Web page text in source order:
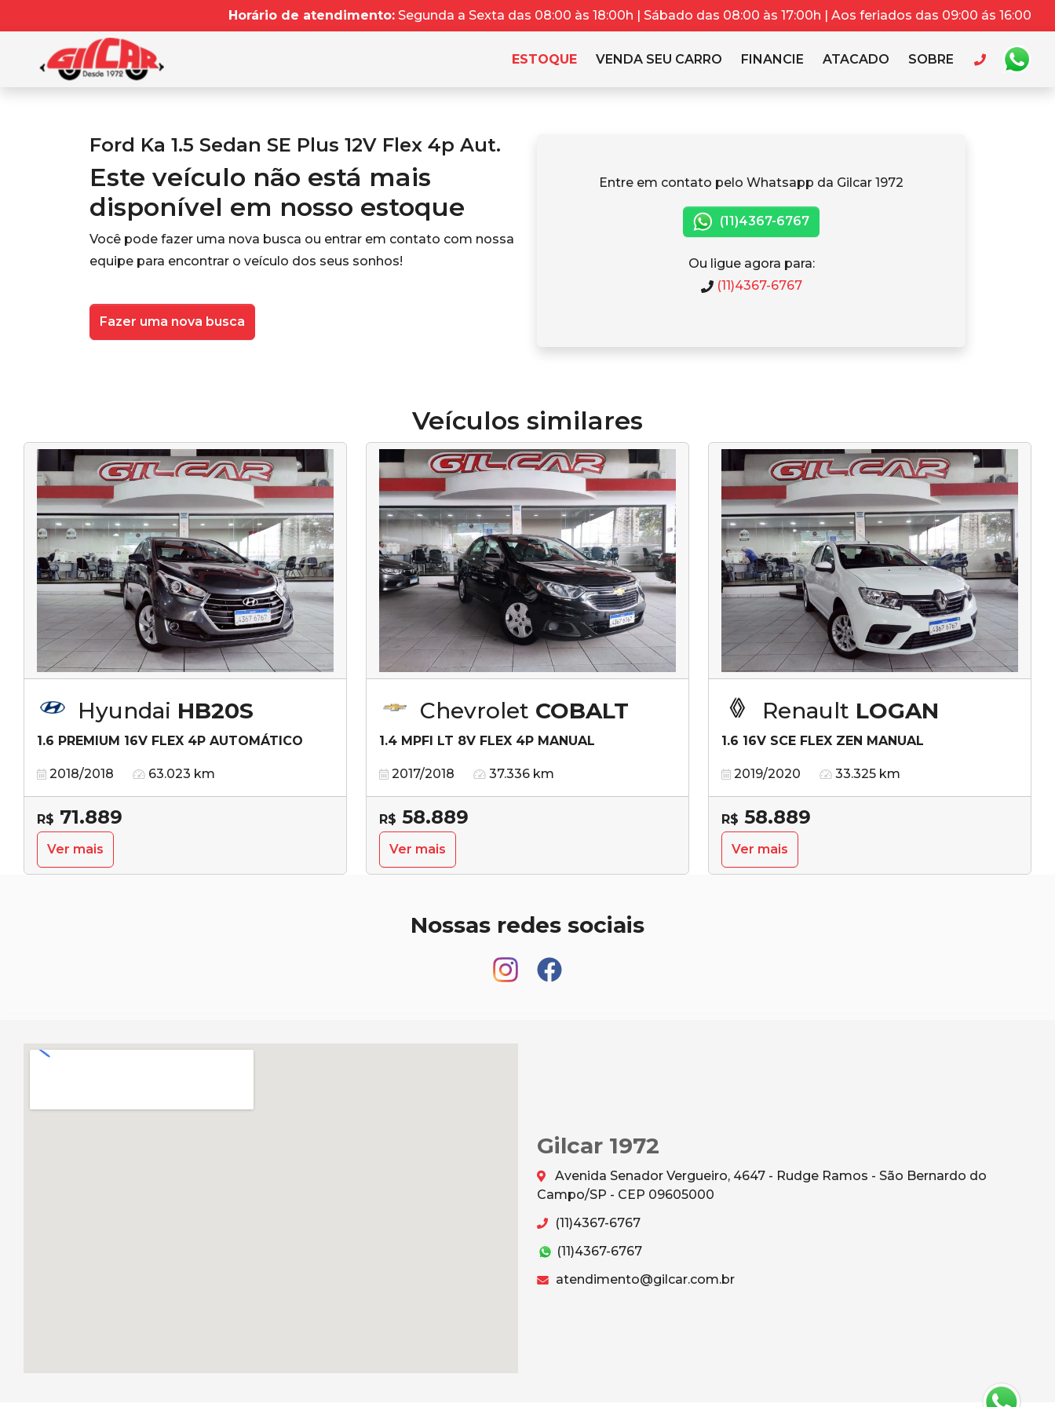
Horário de atendimento: Segunda a Sexta das 08:00 às 18:00h | Sábado das 08:00 às 17:00h | Aos feriados das 09:00 ás 16:00
ESTOQUE VENDA SEU CARRO FINANCIE ATACADO SOBRE
Ford Ka 1.5 Sedan SE Plus 12V Flex 4p Aut.
Este veículo não está mais
disponível em nosso estoque
Você pode fazer uma nova busca ou entrar em contato com nossa
equipe para encontrar o veículo dos seus sonhos!
Fazer uma nova busca
Entre em contato pelo Whatsapp da Gilcar 1972
(11)4367-6767
Ou ligue agora para:
(11)4367-6767
Veículos similares
Hyundai HB20S
1.6 PREMIUM 16V FLEX 4P AUTOMÁTICO
2018/2018 63.023 km
R$ 71.889
Ver mais
Chevrolet COBALT
1.4 MPFI LT 8V FLEX 4P MANUAL
2017/2018 37.336 km
R$ 58.889
Ver mais
Renault LOGAN
1.6 16V SCE FLEX ZEN MANUAL
2019/2020 33.325 km
R$ 58.889
Ver mais
Nossas redes sociais
Gilcar 1972
Avenida Senador Vergueiro, 4647 - Rudge Ramos - São Bernardo do
Campo/SP - CEP 09605000
(11)4367-6767
(11)4367-6767
atendimento@gilcar.com.br